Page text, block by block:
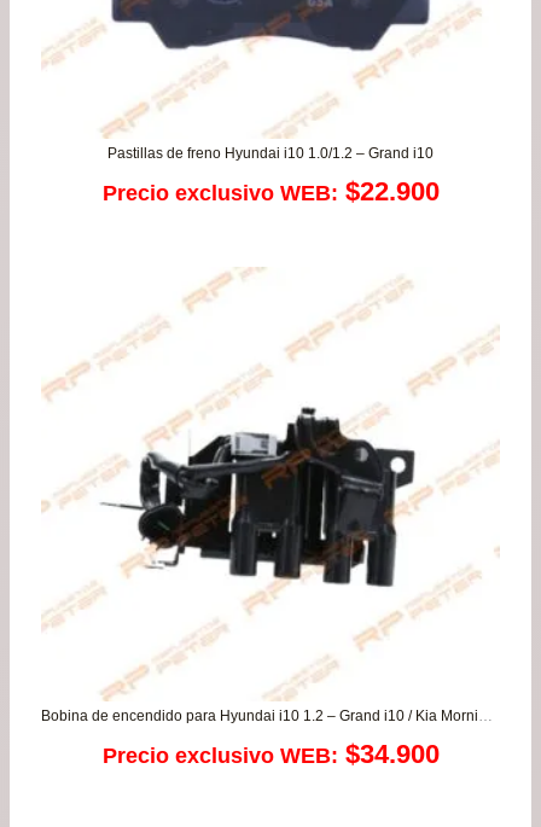
Pastillas de freno Hyundai i10 1.0/1.2 – Grand i10
Precio exclusivo WEB: $22.900
Precio exclusivo WEB: $34.900